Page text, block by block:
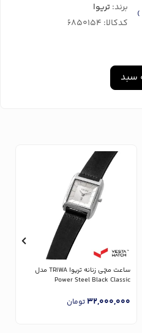
) برند:تریوا
کدکالا:
سبد
ساعت مچی زنانه تریوا TRIWA مدل
Power Steel Black Classic
32,000,000تومان